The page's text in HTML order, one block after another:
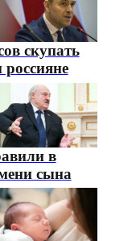
скупать
в
сына